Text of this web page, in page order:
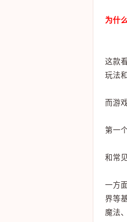
为什
这款
玩法
而游
第一
和常
一方
界等
魔法